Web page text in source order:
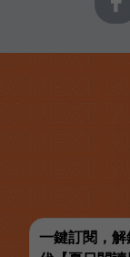
一鍵訂閱，